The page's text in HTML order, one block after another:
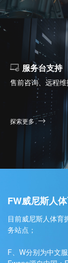
服务台支持
售前咨询、远程
探索更多
FW威尼斯人
目前威尼斯人体育
务站点；
F、W分别为中文